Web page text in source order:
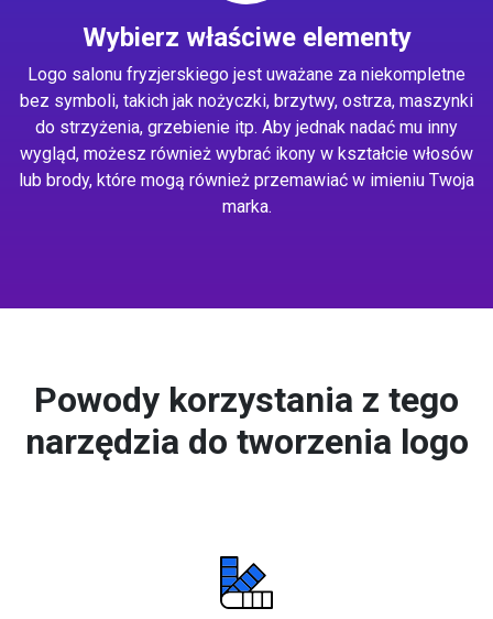
Wybierz właściwe elementy
Logo salonu fryzjerskiego jest uważane za niekompletne
bez symboli, takich jak nożyczki, brzytwy, ostrza, maszynki
do strzyżenia, grzebienie itp. Aby jednak nadać mu inny
wygląd, możesz również wybrać ikony w kształcie włosów
lub brody, które mogą również przemawiać w imieniu Twoja
marka.
Powody korzystania z tego
narzędzia do tworzenia logo